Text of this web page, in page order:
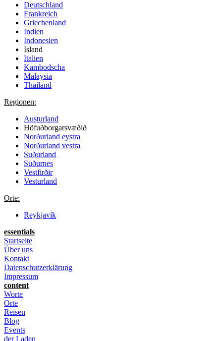
Deutschland
Frankreich
Griechenland
Indien
Indonesien
Island
Italien
Kambodscha
Malaysia
Thailand
Regionen:
Austurland
Höfuðborgarsvæðið
Norðurland eystra
Norðurland vestra
Suðurland
Suðurnes
Vestfirðir
Vesturland
Orte:
Reykjavík
essentials
Startseite
Über uns
Kontakt
Datenschutzerklärung
Impressum
content
Worte
Orte
Reisen
Blog
Events
der Laden